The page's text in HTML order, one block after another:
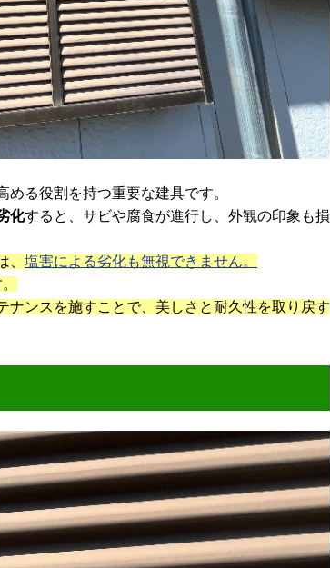
る役割を持つ重要な建具です。
化すると、サビや腐食が進行し、外観の印象も損
、 塩害による劣化も無視できません。
ンスを施すことで、美しさと耐久性を取り戻す